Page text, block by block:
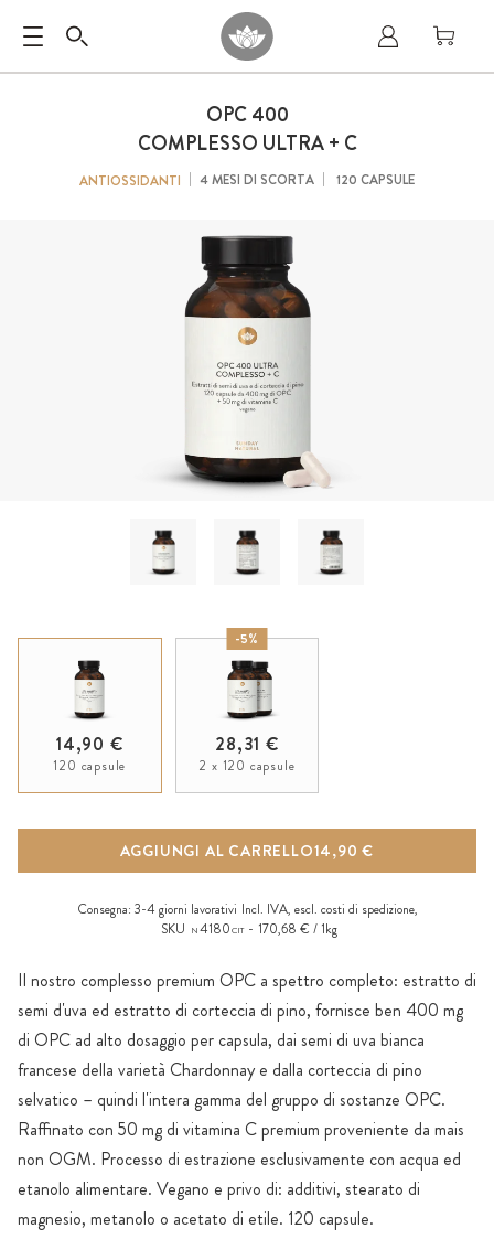
OPC400
COMPLESSO ULTRA + C
ANTIOSSIDANTI 4 MESI DI SCORTA 120 CAPSULE
Il nostro complesso premium OPC a spettro completo: estratto di
semi d'uva ed estratto di corteccia di pino, fornisce ben 400 mg
di OPC ad alto dosaggio per capsula, dai semi di uva bianca
francese della varietà Chardonnay e dalla corteccia di pino
selvatico – quindi l'intera gamma del gruppo di sostanze OPC.
Raffinato con 50 mg di vitamina C premium proveniente da mais
non OGM. Processo di estrazione esclusivamente con acqua ed
etanolo alimentare. Vegano e privo di: additivi, stearato di
magnesio, metanolo o acetato di etile. 120 capsule.
14,90 €
120 capsule
-5%
28,31 €
2 x 120 capsule
AGGIUNGI AL CARRELLO14,90 €
Consegna: 3-4 giorni lavorativi Incl. IVA, escl. costi di spedizione,
SKU
N4180CIT 170,68 € / 1kg